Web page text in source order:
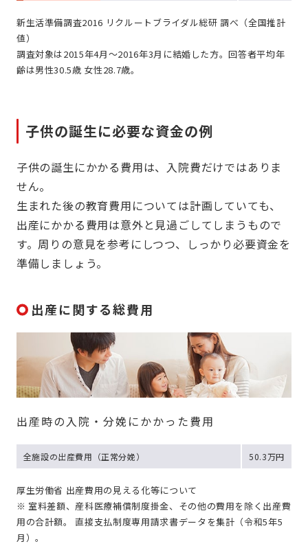
新生活準備調査2016 リクルートブライダル総研 調べ（全国推計
値）
調査対象は2015年4月～2016年3月に結婚した方。回答者平均年
齢は男性30.5歳 女性28.7歳。
子供の誕生に必要な資金の例
子供の誕生にかかる費用は、入院費だけではありま
せん。
生まれた後の教育費用については計画していても、
出産にかかる費用は意外と見過ごしてしまうもので
す。周りの意見を参考にしつつ、しっかり必要資金を
準備しましょう。
出産に関する総費用
出産時の入院・分娩にかかった費用
全施設の出産費用（正常分娩） 50.3万円
厚生労働省 出産費用の見える化等について
※ 室料差額、産科医療補償制度掛金、その他の費用を除く出産費
用の合計額。 直接支払制度専用請求書データを集計（令和5年5
月）。